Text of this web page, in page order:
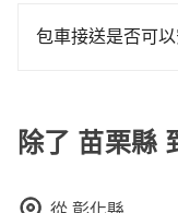
tripool的拼車共乘
小的風險。最後，
車。 時間：需在
淘汰顧客評分較低
車率，也就是提高
雙十等）能用更少
機非常高的評價，
包車接送是否可
除了 苗栗縣